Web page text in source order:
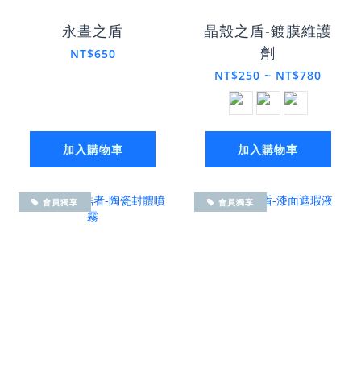
永晝之盾
NT$650
加入購物車
晶殼之盾-鍍膜維護
劑
NT$250 ~ NT$780
加入購物車
會員獨享 會員獨享